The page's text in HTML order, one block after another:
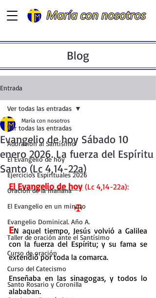
Blog
Entrada
Ver todas las entradas
Adoración al Santísimo
El Evangelio de hoy
Ejercicios Espirituales 2026
Oración de la mañana
El Evangelio en un minuto
Evangelio Dominical. Año A.
Taller de oración ante el Santísimo
Curso de oración
Curso del Catecismo
Santo Rosario y Coronilla
Ver todas las entradas
Evangelio de hoy Sábado 10
enero 2026. La fuerza del Espíritu
Santo (Lc 4,14-22a)
María con nosotros
El Evangelio de hoy (Lc 4,14-22a):
✠
EN aquel tiempo, Jesús volvió a Galilea
con la fuerza del Espíritu; y su fama se
extendió por toda la comarca.
Enseñaba en las sinagogas, y todos lo
alababan.